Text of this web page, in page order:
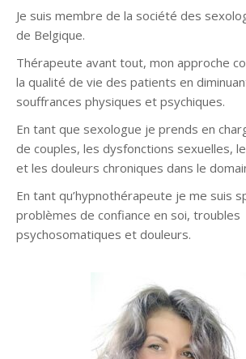
Je suis membre de la société des
de Belgique.
Thérapeute avant tout, mon approche
la qualité de vie des patients en
souffrances physiques et psychiques.
En tant que sexologue je prends en
de couples, les dysfonctions sexuelles,
et les douleurs chroniques dans le
En tant qu’hypnothérapeute je me suis
problèmes de confiance en soi, troubles
psychosomatiques et douleurs.